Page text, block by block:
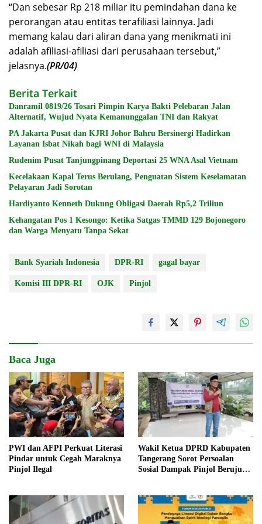
“Dan sebesar Rp 218 miliar itu pemindahan dana ke
perorangan atau entitas terafiliasi lainnya. Jadi
memang kalau dari aliran dana yang menikmati ini
adalah afiliasi-afiliasi dari perusahaan tersebut,”
jelasnya.(PR/04)
Berita Terkait
Danramil 0819/26 Tosari Pimpin Karya Bakti Pelebaran Jalan
Alternatif, Wujud Nyata Kemanunggalan TNI dan Rakyat
PA Jakarta Pusat dan KJRI Johor Bahru Bersinergi Hadirkan
Layanan Isbat Nikah bagi WNI di Malaysia
Rudenim Pusat Tanjungpinang Deportasi 25 WNA Asal Vietnam
Kecelakaan Kapal Terus Berulang, Penguatan Sistem Keselamatan
Pelayaran Jadi Sorotan
Hardiyanto Kenneth Dukung Obligasi Daerah Rp5,2 Triliun
Kehangatan Pos 1 Kesongo: Ketika Satgas TMMD 129 Bojonegoro
dan Warga Menyatu Tanpa Sekat
Bank Syariah Indonesia DPR-RI gagal bayar
Komisi III DPR-RI OJK Pinjol
Baca Juga
PWI dan AFPI Perkuat Literasi
Pindar untuk Cegah Maraknya
Pinjol Ilegal
Wakil Ketua DPRD Kabupaten
Tangerang Sorot Persoalan
Sosial Dampak Pinjol Berujung